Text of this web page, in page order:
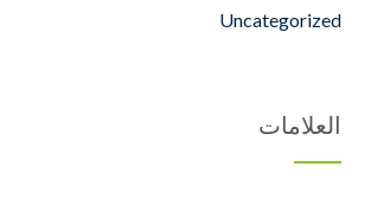
Uncategorized
العلامات